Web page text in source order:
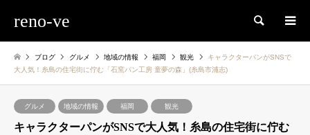
reno-ve 検索
ブログ グルメ 地域の情報 福岡 観光
キャラクターパンがSNSで
大人気！糸島の住宅街に佇む「石窯パン工房 童夢の森」(糸島市浦志)
グルメ 地域の情報 福岡 観光
キャラクターパンがSNSで大人気！糸島の住宅街に佇む